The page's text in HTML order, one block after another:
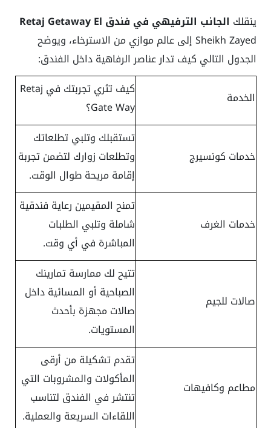
ينقلك الجانب الترفيهي في فندق Retaj Getaway El
Sheikh Zayed إلى عالم موازي من الاسترخاء، ويوضح
الجدول التالي كيف تدار عناصر الرفاهية داخل الفندق:
الخدمة
كيف تثري تجربتك في Retaj
Gate Way؟
خدمات كونسيرج
تستقبلك وتلبي تطلعاتك
وتطلعات زوارك لتضمن تجربة
إقامة مريحة طوال الوقت.
خدمات الغرف
تمنح المقيمين رعاية فندقية
شاملة وتلبي الطلبات
المباشرة في أي وقت.
صالات للجيم
تتيح لك ممارسة تمارينك
الصباحية أو المسائية داخل
صالات مجهزة بأحدث
المستويات.
مطاعم وكافيهات
تقدم تشكيلة من أرقى
المأكولات والمشروبات التي
تنتشر في الفندق لتناسب
اللقاءات السريعة والعملية.